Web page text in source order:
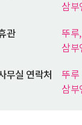
삼부
관
뚜루
삼부
무실 연락처
뚜루
삼부